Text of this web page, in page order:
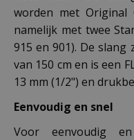
worden met Original
namelijk met twee
915 en 901). De
van 150 cm en is een
13 mm (1/2") en
Eenvoudig en snel
Voor eenvoudig